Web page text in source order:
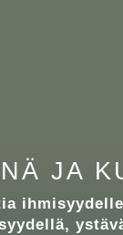
JA